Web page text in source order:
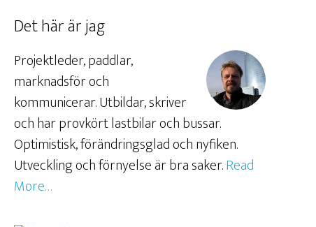
Det här är jag
Projektleder, paddlar,
marknadsför och
kommunicerar. Utbildar, skriver
och har provkört lastbilar och bussar.
Optimistisk, förändringsglad och nyfiken.
Utveckling och förnyelse är bra saker.Read
More…